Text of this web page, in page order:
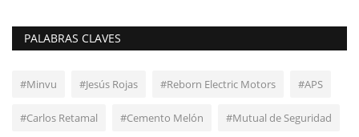
PALABRAS CLAVES
#Minvu #Jesús Rojas #Reborn Electric Motors #APS
#Carlos Retamal #Cemento Melón #Mutual de Seguridad